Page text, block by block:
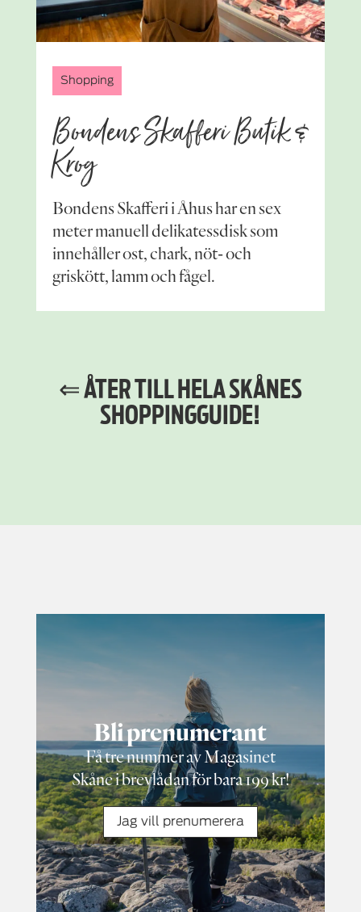
Shopping
Bondens Skafferi Butik &
Krog
Bondens Skafferi i Åhus har en sex
meter manuell delikatessdisk som
innehåller ost, chark, nöt- och
griskött, lamm och fågel.
⇐ ÅTER TILL HELA SKÅNES
SHOPPING­GUIDE!
Bli prenumerant
Få tre nummer av Magasinet
Skåne i brevlådan för bara 199 kr!
Jag vill prenumerera